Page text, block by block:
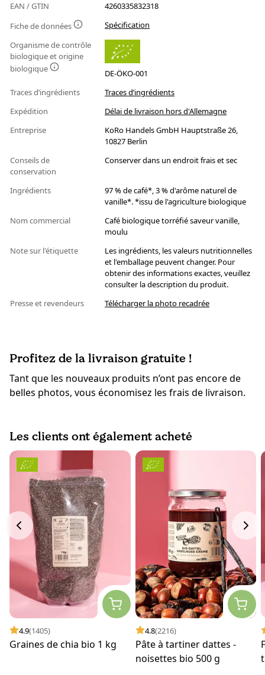
EAN / GTIN
4260335832318
Fiche de données
Spécification
Organisme de contrôle
biologique et origine
biologique
DE-ÖKO-001
Traces d’ingrédients
Traces d’ingrédients
Expédition
Délai de livraison hors d'Allemagne
Entreprise
KoRo Handels GmbH Hauptstraße 26,
10827 Berlin
Conseils de
conservation
Conserver dans un endroit frais et sec
Ingrédients
97 % de café*, 3 % d'arôme naturel de
vanille*. *issu de l'agriculture biologique
Nom commercial
Café biologique torréfié saveur vanille,
moulu
Note sur l'étiquette
Les ingrédients, les valeurs nutritionnelles
et l'emballage peuvent changer. Pour
obtenir des informations exactes, veuillez
consulter la description du produit.
Presse et revendeurs
Télécharger la photo recadrée
Profitez de la livraison gratuite !
Tant que les nouveaux produits n’ont pas encore de
belles photos, vous économisez les frais de livraison.
Les clients ont également acheté
4.9(1405)
Graines de chia bio 1 kg
4.8(2216)
Pâte à tartiner dattes -
noisettes bio 500 g